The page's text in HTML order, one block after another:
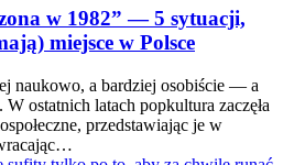
w 1982” — 5 sytuacji,
miejsce w Polsce
naukowo, a bardziej osobiście — a
ostatnich latach popkultura zaczęła
przedstawiając je w